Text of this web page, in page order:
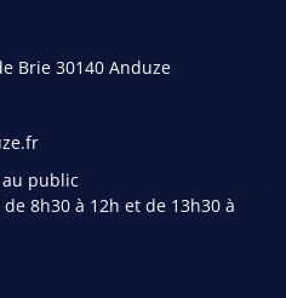
Brie 30140 Anduze
public
8h30 à 12h et de 13h30 à